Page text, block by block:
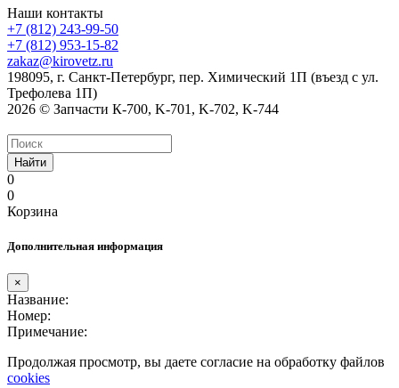
Наши контакты
+7 (812) 243-99-50
+7 (812) 953-15-82
zakaz@kirovetz.ru
198095, г. Санкт-Петербург, пер. Химический 1П (въезд с ул.
Трефолева 1П)
2026 © Запчасти К-700, K-701, K-702, K-744
Найти
0
0
Корзина
Дополнительная информация
×
Название:
Номер:
Примечание:
Продолжая просмотр, вы даете согласие на обработку файлов
cookies